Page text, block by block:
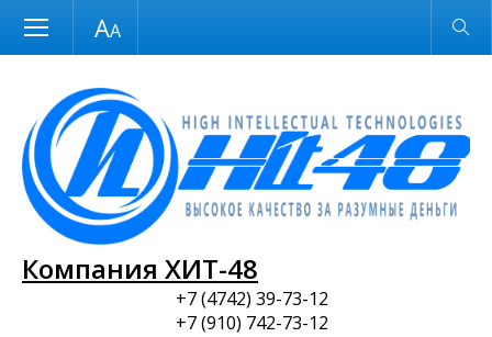
Размер шрифта Обычная версия
Компания ХИТ-48
+7 (4742) 39-73-12
+7 (910) 742-73-12